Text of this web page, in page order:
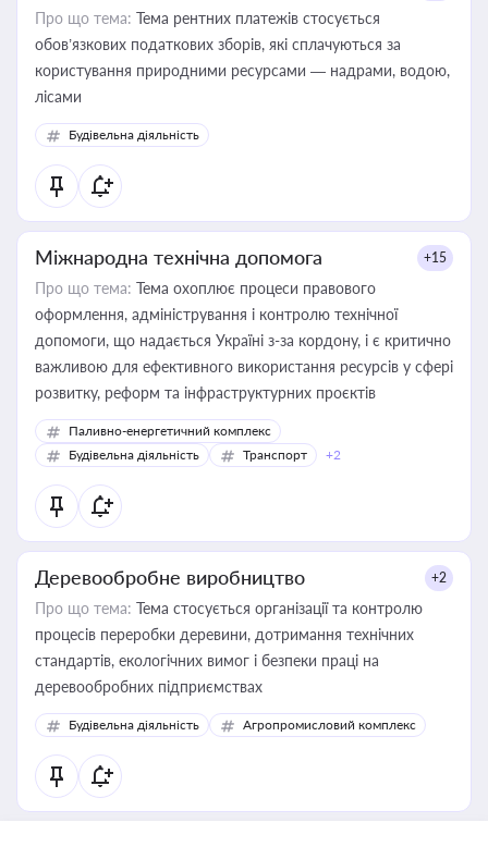
Про що тема: Тема рентних платежів стосується
обов’язкових податкових зборів, які сплачуються за
користування природними ресурсами — надрами, водою,
лісами
Будівельна діяльність
Міжнародна технічна допомога +15
Про що тема: Тема охоплює процеси правового
оформлення, адміністрування і контролю технічної
допомоги, що надається Україні з-за кордону, і є критично
важливою для ефективного використання ресурсів у сфері
розвитку, реформ та інфраструктурних проєктів
Паливно-енергетичний комплекс
Будівельна діяльність
Транспорт +2
Деревообробне виробництво +2
Про що тема: Тема стосується організації та контролю
процесів переробки деревини, дотримання технічних
стандартів, екологічних вимог і безпеки праці на
деревообробних підприємствах
Будівельна діяльність Агропромисловий комплекс